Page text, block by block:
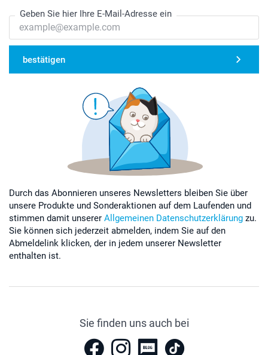
Geben Sie hier Ihre E-Mail-Adresse ein
bestätigen
Durch das Abonnieren unseres Newsletters bleiben Sie über
unsere Produkte und Sonderaktionen auf dem Laufenden und
stimmen damit unserer Allgemeinen Datenschutzerklärung zu.
Sie können sich jederzeit abmelden, indem Sie auf den
Abmeldelink klicken, der in jedem unserer Newsletter
enthalten ist.
Sie finden uns auch bei